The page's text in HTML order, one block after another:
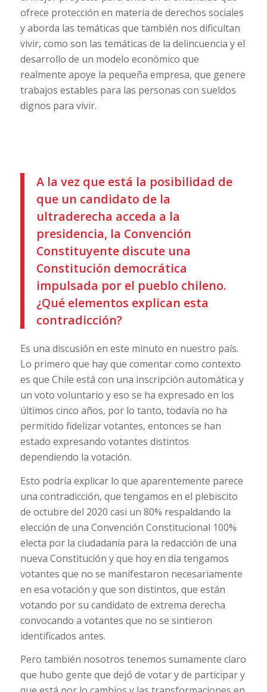
ofrece protección en materia de derechos sociales
y aborda las temáticas que también nos dificultan
vivir, como son las temáticas de la delincuencia y el
desarrollo de un modelo económico que
realmente apoye la pequeña empresa, que genere
trabajos estables para las personas con sueldos
dignos para vivir.
A la vez que está la posibilidad de
que un candidato de la
ultraderecha acceda a la
presidencia, la Convención
Constituyente discute una
Constitución democrática
impulsada por el pueblo chileno.
¿Qué elementos explican esta
contradicción?
Es una discusión en este minuto en nuestro país.
Lo primero que hay que comentar como contexto
es que Chile está con una inscripción automática y
un voto voluntario y eso se ha expresado en los
últimos cinco años, por lo tanto, todavía no ha
permitido fidelizar votantes, entonces se han
estado expresando votantes distintos
dependiendo la votación.
Esto podría explicar lo que aparentemente parece
una contradicción, que tengamos en el plebiscito
de octubre del 2020 casi un 80% respaldando la
elección de una Convención Constitucional 100%
electa por la ciudadanía para la redacción de una
nueva Constitución y que hoy en día tengamos
votantes que no se manifestaron necesariamente
en esa votación y que son distintos, que están
votando por su candidato de extrema derecha
convocando a votantes que no se sintieron
identificados antes.
Pero también nosotros tenemos sumamente claro
que hubo gente que dejó de votar y de participar y